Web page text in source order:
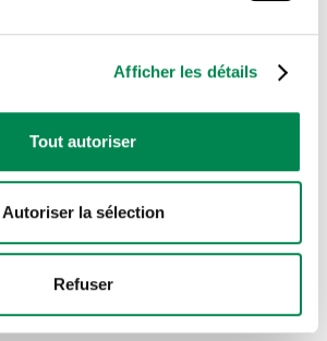
Afficher les détails
Tout autoriser
Autoriser la sélection
Refuser
La formule employée par
pas les salaires hebdomadaires pour
moyen. Or, ces salaires sont
élevés que les salaires horaires. Si on
le seuil de la moitié du salaire
plus élevé, laissant une plus grande